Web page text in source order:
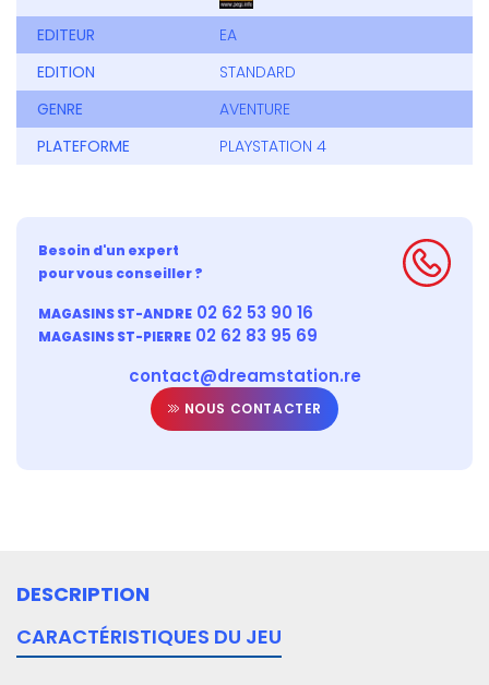
EDITEUR
EA
EDITION
STANDARD
GENRE
AVENTURE
PLATEFORME
PLAYSTATION 4
Besoin d'un expert
pour vous conseiller ?
MAGASINS ST-ANDRE 02 62 53 90 16
MAGASINS ST-PIERRE 02 62 83 95 69
contact@dreamstation.re
NOUS CONTACTER
DESCRIPTION
CARACTÉRISTIQUES DU JEU